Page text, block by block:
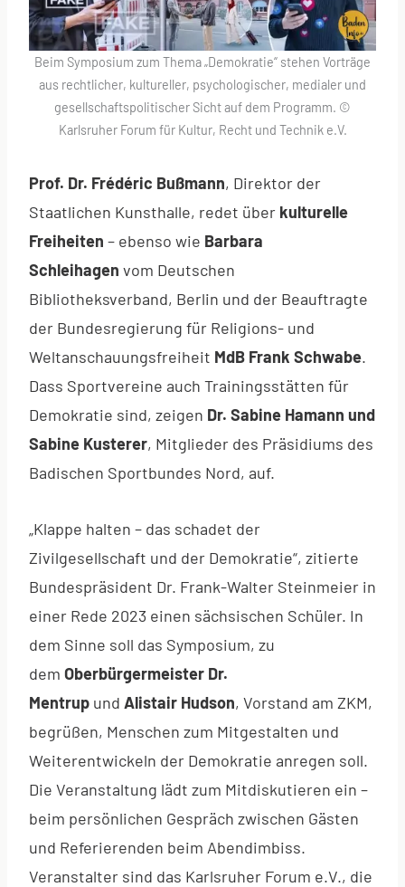
Beim Symposium zum Thema „Demokratie“ stehen Vorträge
aus rechtlicher, kultureller, psychologischer, medialer und
gesellschaftspolitischer Sicht auf dem Programm. ©
Karlsruher Forum für Kultur, Recht und Technik e.V.
Prof. Dr. Frédéric Bußmann, Direktor der
Staatlichen Kunsthalle, redet über kulturelle
Freiheiten – ebenso wie Barbara
Schleihagen vom Deutschen
Bibliotheksverband, Berlin und der Beauftragte
der Bundesregierung für Religions- und
Weltanschauungsfreiheit MdB Frank Schwabe.
Dass Sportvereine auch Trainingsstätten für
Demokratie sind, zeigen Dr. Sabine Hamann und
Sabine Kusterer, Mitglieder des Präsidiums des
Badischen Sportbundes Nord, auf.
„Klappe halten – das schadet der
Zivilgesellschaft und der Demokratie“, zitierte
Bundespräsident Dr. Frank-Walter Steinmeier in
einer Rede 2023 einen sächsischen Schüler. In
dem Sinne soll das Symposium, zu
dem Oberbürgermeister Dr.
Mentrup und Alistair Hudson, Vorstand am ZKM,
begrüßen, Menschen zum Mitgestalten und
Weiterentwickeln der Demokratie anregen soll.
Die Veranstaltung lädt zum Mitdiskutieren ein –
beim persönlichen Gespräch zwischen Gästen
und Referierenden beim Abendimbiss.
Veranstalter sind das Karlsruher Forum e.V., die